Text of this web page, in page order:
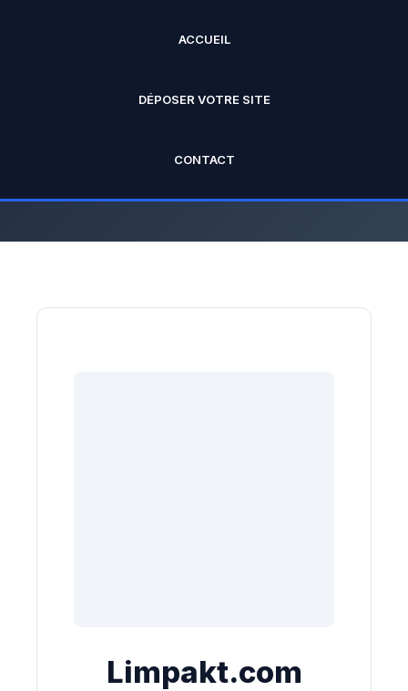
ACCUEIL
DÉPOSER VOTRE SITE
CONTACT
ANNUAIRE PRO
Limpakt.com